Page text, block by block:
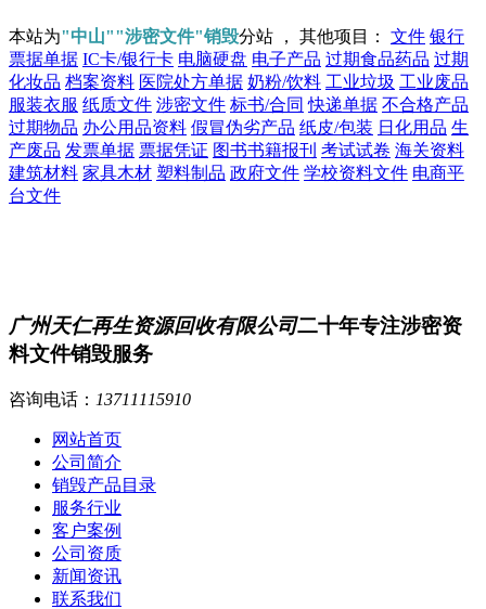
本站为"中山""涉密文件"销毁分站 ， 其他项目： 文件 银行
票据单据 IC卡/银行卡 电脑硬盘 电子产品 过期食品药品 过期
化妆品 档案资料 医院处方单据 奶粉/饮料 工业垃圾 工业废品
服装衣服 纸质文件 涉密文件 标书/合同 快递单据 不合格产品
过期物品 办公用品资料 假冒伪劣产品 纸皮/包装 日化用品 生
产废品 发票单据 票据凭证 图书书籍报刊 考试试卷 海关资料
建筑材料 家具木材 塑料制品 政府文件 学校资料文件 电商平
台文件
广州天仁再生资源回收有限公司二十年专注涉密资
料文件销毁服务
咨询电话： 13711115910
网站首页
公司简介
销毁产品目录
服务行业
客户案例
公司资质
新闻资讯
联系我们